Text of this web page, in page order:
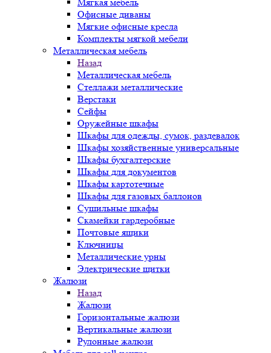
Офисные диваны
Мягкие офисные кресла
Комплекты мягкой мебели
Металлическая мебель
Назад
Металлическая мебель
Стеллажи металлические
Верстаки
Сейфы
Оружейные шкафы
Шкафы для одежды, сумок, раздевалок
Шкафы хозяйственные универсальные
Шкафы бухгалтерские
Шкафы для документов
Шкафы картотечные
Шкафы для газовых баллонов
Сушильные шкафы
Скамейки гардеробные
Почтовые ящики
Ключницы
Металлические урны
Электрические щитки
Жалюзи
Назад
Жалюзи
Горизонтальные жалюзи
Вертикальные жалюзи
Рулонные жалюзи